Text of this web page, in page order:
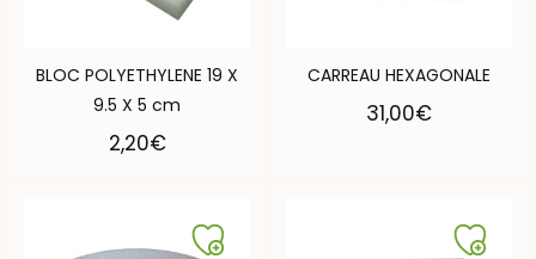
BLOC POLYETHYLENE 19 X
9.5 X 5 cm
2,20€
CARREAU HEXAGONALE
31,00€